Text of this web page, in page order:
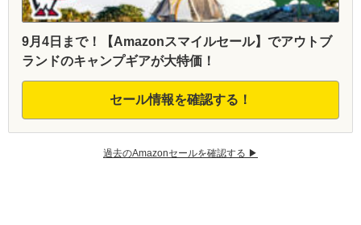
9月4日まで！【Amazonスマイルセール】でアウトブ
ランドのキャンプギアが大特価！
セール情報を確認する！
過去のAmazonセールを確認する ▶︎